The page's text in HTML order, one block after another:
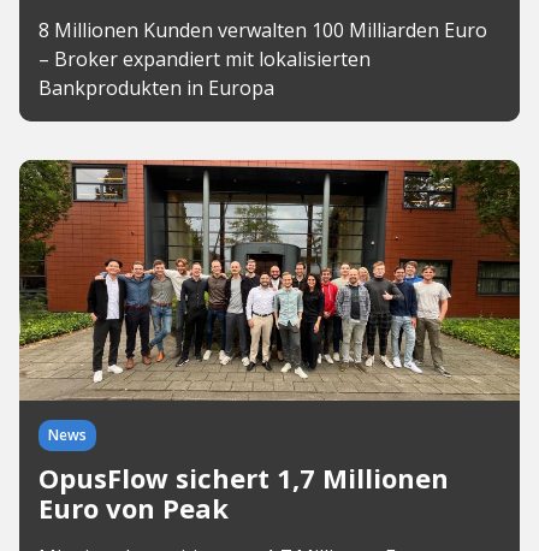
8 Millionen Kunden verwalten 100 Milliarden Euro
– Broker expandiert mit lokalisierten
Bankprodukten in Europa
News
OpusFlow sichert 1,7 Millionen
Euro von Peak